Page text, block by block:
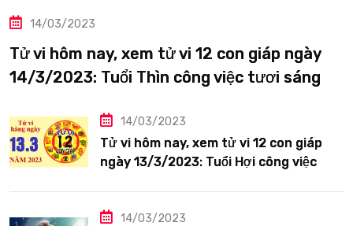
14/03/2023
Tử vi hôm nay, xem tử vi 12 con giáp ngày
14/3/2023: Tuổi Thìn công việc tươi sáng
14/03/2023
Tử vi hôm nay, xem tử vi 12 con giáp
ngày 13/3/2023: Tuổi Hợi công việc
14/03/2023